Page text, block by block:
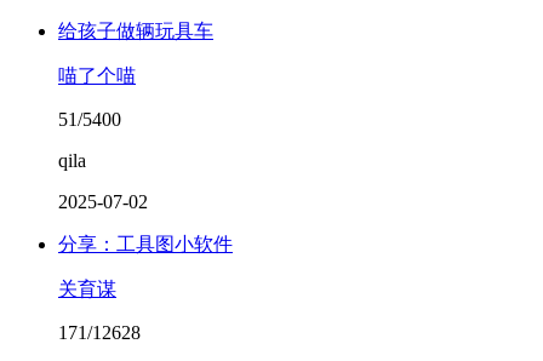
给孩子做辆玩具车
喵了个喵
51/5400
qila
2025-07-02
分享：工具图小软件
关育谋
171/12628